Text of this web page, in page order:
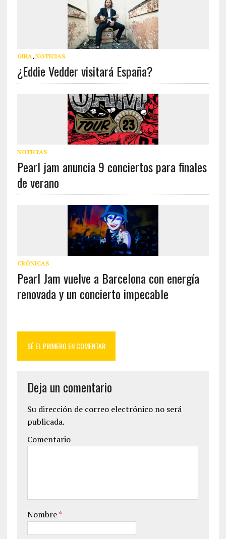
GIRA, NOTICIAS
¿Eddie Vedder visitará España?
NOTICIAS
Pearl jam anuncia 9 conciertos para finales
de verano
CRÓNICAS
Pearl Jam vuelve a Barcelona con energía
renovada y un concierto impecable
SÉ EL PRIMERO EN COMENTAR
Deja un comentario
Su dirección de correo electrónico no será
publicada.
Comentario
Nombre*